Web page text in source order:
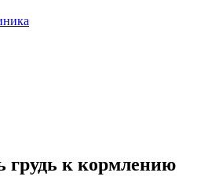
грудь к кормлению